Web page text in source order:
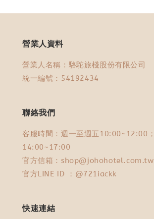
營業人資料
營業人名稱：駱駝旅棧股份有限公司
統一編號：54192434
聯絡我們
客服時間：週一至週五10:00~12:00；
14:00~17:00
官方信箱：shop@johohotel.com.tw
官方LINE ID ：@721iackk
快速連結